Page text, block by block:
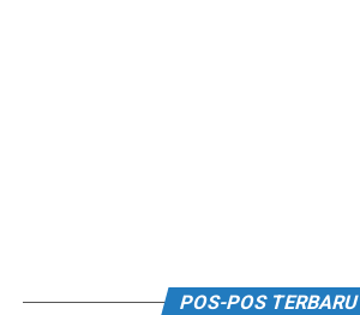
POS-POS TERBARU